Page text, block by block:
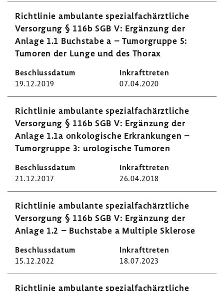
Richt­linie ambu­lante spezi­al­fach­ärzt­liche
Versor­gung § 116b SGB V: Ergän­zung der
Anlage 1.1 Buch­stabe a – Tumor­gruppe 5:
Tumoren der Lunge und des Thorax
19.12.2019 07.04.2020
Richt­linie ambu­lante spezi­al­fach­ärzt­liche
Versor­gung § 116b SGB V: Ergän­zung der
Anlage 1.1a onko­lo­gi­sche Erkran­kungen –
Tumor­gruppe 3: urolo­gi­sche Tumoren
21.12.2017 26.04.2018
Richt­linie ambu­lante spezi­al­fach­ärzt­liche
Versor­gung § 116b SGB V: Ergän­zung der
Anlage 1.2 – Buch­stabe a Multiple Skle­rose
15.12.2022 18.07.2023
Richt­linie ambu­lante spezi­al­fach­ärzt­liche